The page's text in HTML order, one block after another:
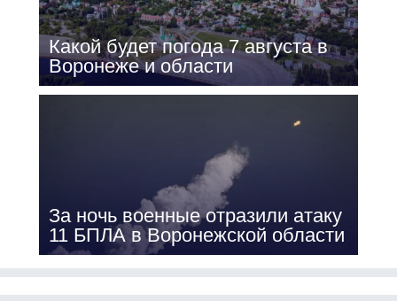
Какой будет погода 7 августа в
Воронеже и области
За ночь военные отразили атаку
11 БПЛА в Воронежской области